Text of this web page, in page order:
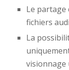
Le partage
fichiers
La
visionnage